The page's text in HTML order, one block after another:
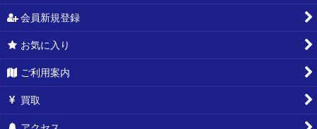
会員新規登録
お気に入り
ご利用案内
買取